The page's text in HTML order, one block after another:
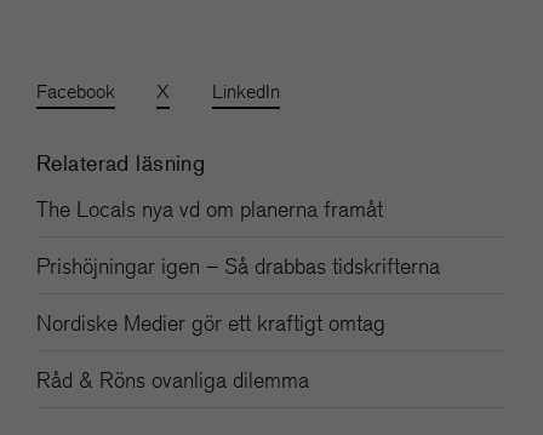
Facebook X LinkedIn
Relaterad läsning
The Locals nya vd om planerna framåt
Prishöjningar igen – Så drabbas tidskrifterna
Nordiske Medier gör ett kraftigt omtag
Råd & Röns ovanliga dilemma